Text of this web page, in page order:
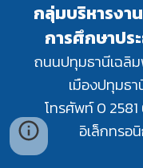
กลุ่มบริหารงา
การศึกษาปร
ถนนปทุมธานีเฉลิม
เมืองปทุมธ
โทรศัพท์ 0
อิเล็กทรอ